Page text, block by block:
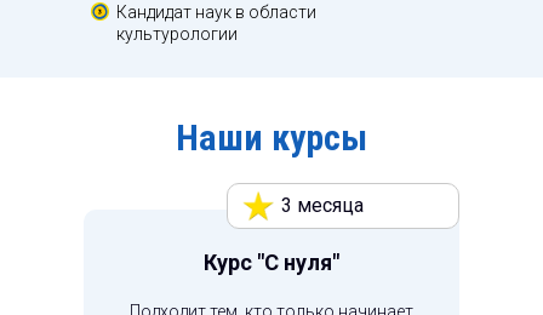
Кандидат наук в области
культурологии
Наши курсы
Курс "С нуля"
Подходит тем, кто только начинает
3 месяца